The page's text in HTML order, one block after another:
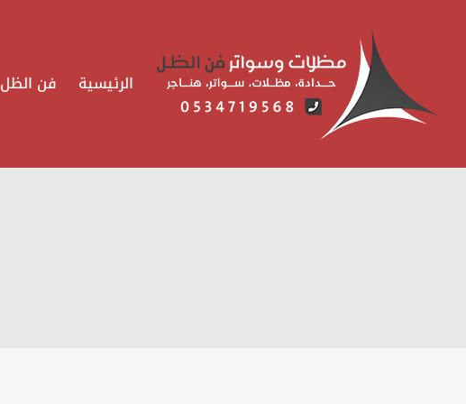
الرئيسية فن الظل